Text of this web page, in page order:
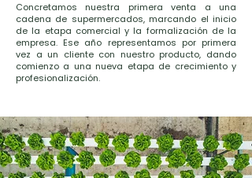
Concretamos nuestra primera venta a una
cadena de supermercados, marcando el inicio
de la etapa comercial y la formalización de la
empresa. Ese año representamos por primera
vez a un cliente con nuestro producto, dando
comienzo a una nueva etapa de crecimiento y
profesionalización.